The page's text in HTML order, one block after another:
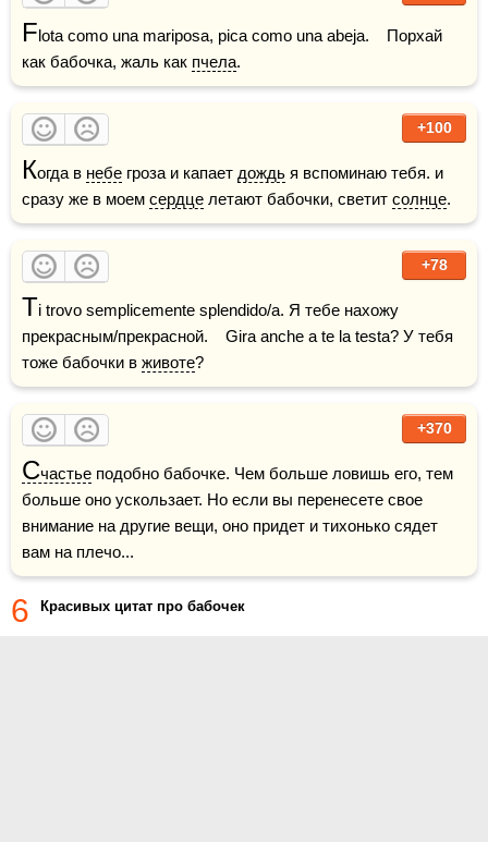
Flota como una mariposa, pica como una abeja.    Порхай
как бабочка, жаль как пчела.
+100
Когда в небе гроза и капает дождь я вспоминаю тебя. и
сразу же в моем сердце летают бабочки, светит солнце.
+78
Ti trovo semplicemente splendido/a. Я тебе нахожу
прекрасным/прекрасной.    Gira anche a te la testa? У тебя
тоже бабочки в животе?
+370
Счастье подобно бабочке. Чем больше ловишь его, тем
больше оно ускользает. Но если вы перенесете свое
внимание на другие вещи, оно придет и тихонько сядет
вам на плечо...
6 Красивых цитат про бабочек